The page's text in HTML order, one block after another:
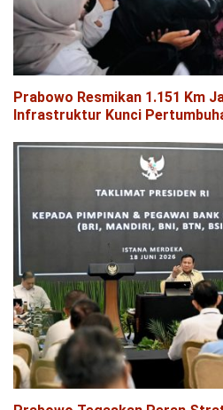
Prabowo Resmikan 1.151 Km
Infrastruktur Kunci